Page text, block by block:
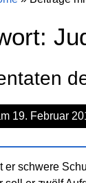
19. Februar
er schwere